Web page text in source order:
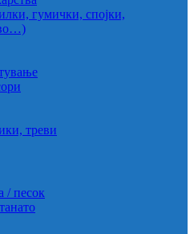
гумички, спојки,
треви
/ песок